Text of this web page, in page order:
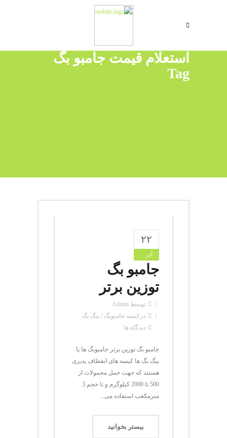
استعلام قیمت جامبو بگ
Tag
۲۲
آذر
جامبو بگ
توزین برتر
توسط Admin
در کیسه جامبوبگ / بیگ بگ
دیدگاه ها
جامبو بگ توزین برتر جامبوبگ ها یا
بیگ بگ ها کیسه های انعطاف پذیری
هستند که جهت حمل محمولات از
500 تا 2000 کیلوگرم و تا حجم 3
مترمکعب استفاده می...
بیستر بخوانید